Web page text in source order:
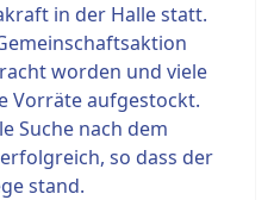
in der Halle statt.
worden und viele
Vorräte aufgestockt.
Suche nach dem
so dass der
stand.